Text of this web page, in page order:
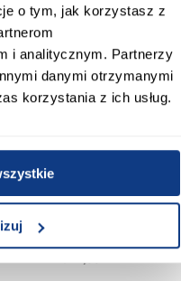
o tym, jak korzystasz z
i analitycznym. Partnerzy
danymi otrzymanymi
korzystania z ich usług.
do basenów
Bestway 3,596
l/h 58515